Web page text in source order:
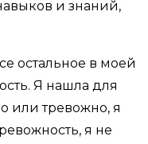
и знаний,
остальное в моей
Я нашла для
или тревожно, я
я не